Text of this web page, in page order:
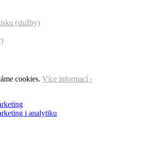
(služby)
cookies. Více informací ›
i analytiku